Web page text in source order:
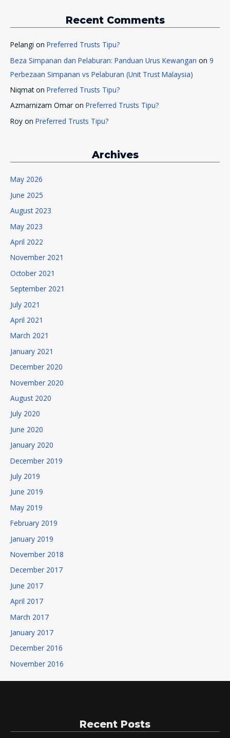
Recent Comments
Pelangi on Preferred Trusts Tipu?
Beza Simpanan dan Pelaburan: Panduan Urus Kewangan on 9
Perbezaan Simpanan vs Pelaburan (Unit Trust Malaysia)
Niqmaton Preferred Trusts Tipu?
Azmarnizam Omar on Preferred Trusts Tipu?
Roy on Preferred Trusts Tipu?
Archives
May 2026
June 2025
August 2023
May 2023
April 2022
November 2021
October 2021
September 2021
July 2021
April 2021
March 2021
January 2021
December 2020
November 2020
August 2020
July 2020
June 2020
January 2020
December 2019
July 2019
June 2019
May 2019
February 2019
January 2019
November 2018
December 2017
June 2017
April 2017
March 2017
January 2017
December 2016
November 2016
Recent Posts